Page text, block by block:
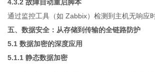
4.3.2 故障自动重启脚本
通过监控工具（如 Zabbix）检测到主机无响应
五、数据安全：从存储到传输的全链路防护
5.1 数据加密的深度应用
5.1.1 静态数据加密